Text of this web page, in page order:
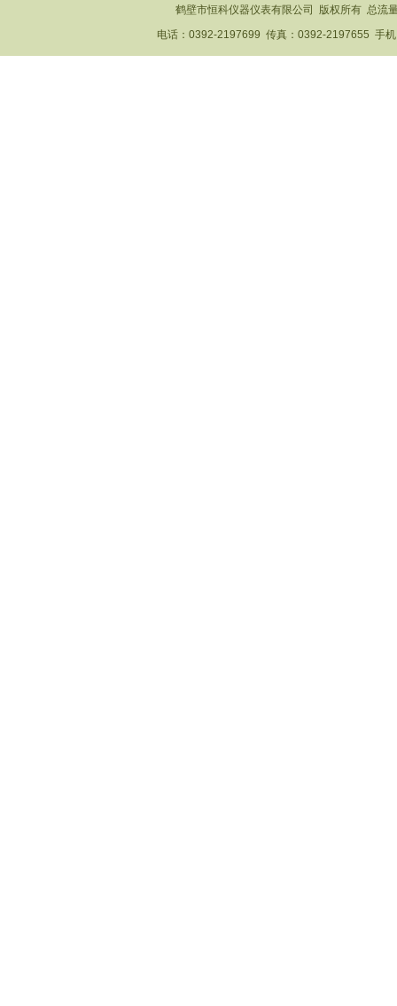
鹤壁市恒科仪器仪表有限公司 版权所有 总流
电话：0392-2197699 传真：0392-2197655 手